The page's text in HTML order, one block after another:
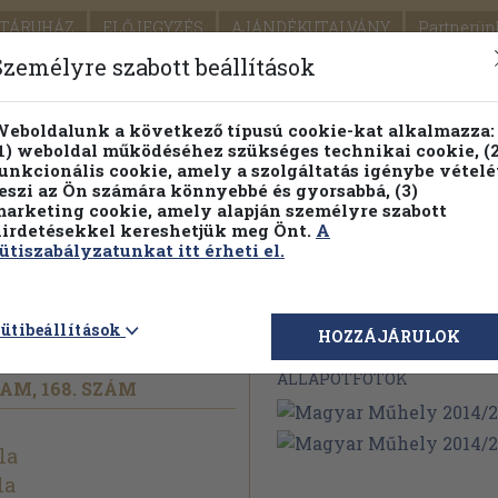
ELŐJEGYZÉS AJÁNDÉKUTALVÁNY
SEGÍTSÉG
PILLANATNYI ÁRAINK FENNTARTHATÓ
Részletes kereső Témaköri fa
2
168. SZÁM
Megvásárolható
ÁLLAPOTFOTÓK
szabott beállítások
a következő típusú cookie-kat alkalmazza:
weboldal működéséhez szükséges technikai cookie,
cookie, amely a szolgáltatás igénybe
az Ön számára könnyebbé és gyorsabbá, (3)
cookie, amely alapján személyre szabott
kereshetjük meg Önt. A
itt érheti el.
HOZZÁJÁRULOK